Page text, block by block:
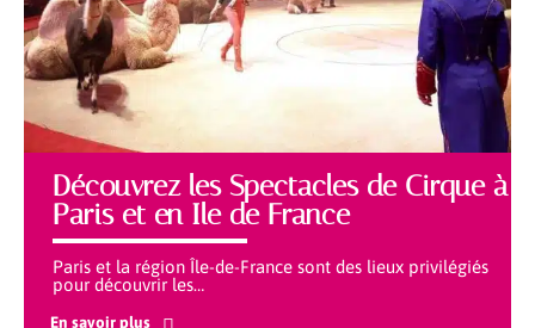
Découvrez les Spectacles de Cirque à
Paris et en Ile de France
Paris et la région Île-de-France sont des lieux privilégiés
pour découvrir les…
En savoir plus